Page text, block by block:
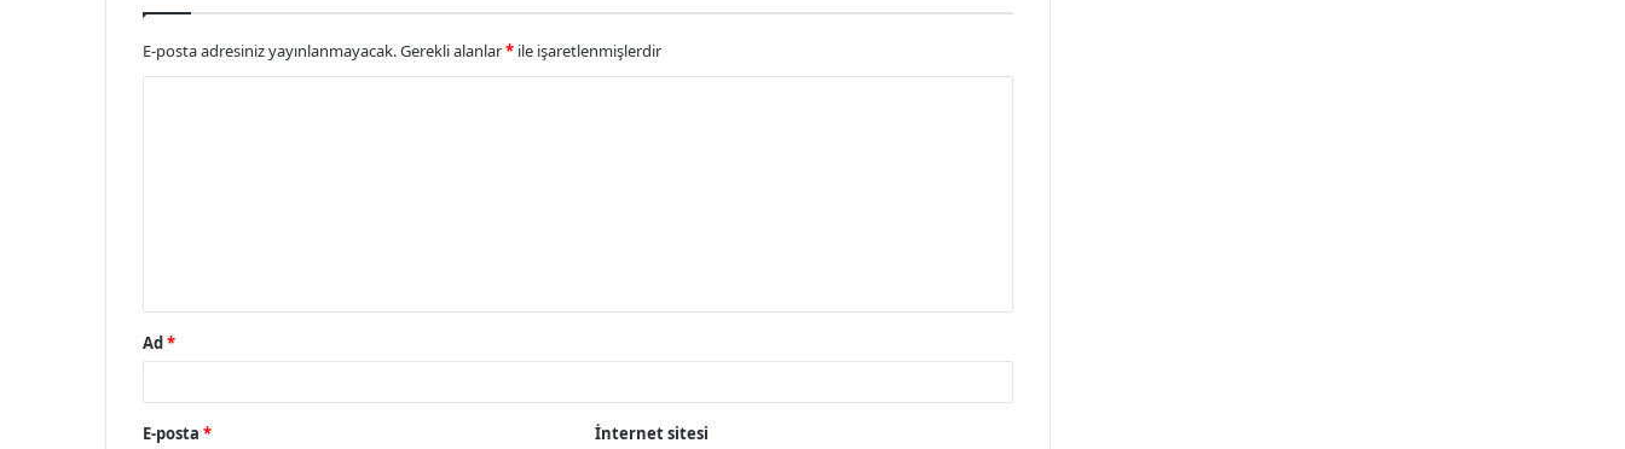
E-posta adresiniz yayınlanmayacak.Gerekli alanlar* ile işaretlenmişlerdir
Ad*
E-posta * İnternet sitesi